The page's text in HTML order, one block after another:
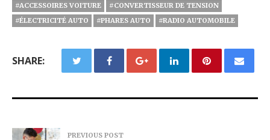
#ACCESSOIRES VOITURE
#CONVERTISSEUR DE TENSION
#ÉLECTRICITÉ AUTO
#PHARES AUTO #RADIO AUTOMOBILE
SHARE:
PREVIOUS POST